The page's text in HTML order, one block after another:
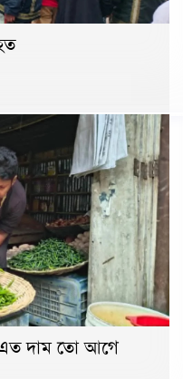
দাম তো আগে